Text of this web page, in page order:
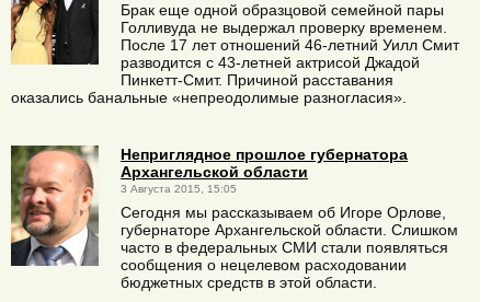
Брак еще одной образцовой семейной пары
Голливуда не выдержал проверку временем.
После 17 лет отношений 46-летний Уилл Смит
разводится с 43-летней актрисой Джадой
Пинкетт-Смит. Причиной расставания
оказались банальные «непреодолимые разногласия».
Неприглядное прошлое губернатора
Архангельской области
3 Августа 2015, 15:05
Сегодня мы рассказываем об Игоре Орлове,
губернаторе Архангельской области. Слишком
часто в федеральных СМИ стали появляться
сообщения о нецелевом расходовании
бюджетных средств в этой области.